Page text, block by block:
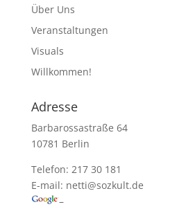
Über Uns
Veranstaltungen
Visuals
Willkommen!
Adresse
Barbarossastraße 64
10781 Berlin
Telefon: 217 30 181
E-mail: netti@sozkult.de
–